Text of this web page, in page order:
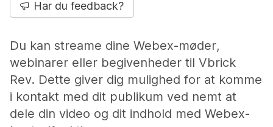
Har du feedback?
Du kan streame dine Webex-møder,
webinarer eller begivenheder til Vbrick
Rev. Dette giver dig mulighed for at komme
i kontakt med dit publikum ved nemt at
dele din video og dit indhold med Webex-